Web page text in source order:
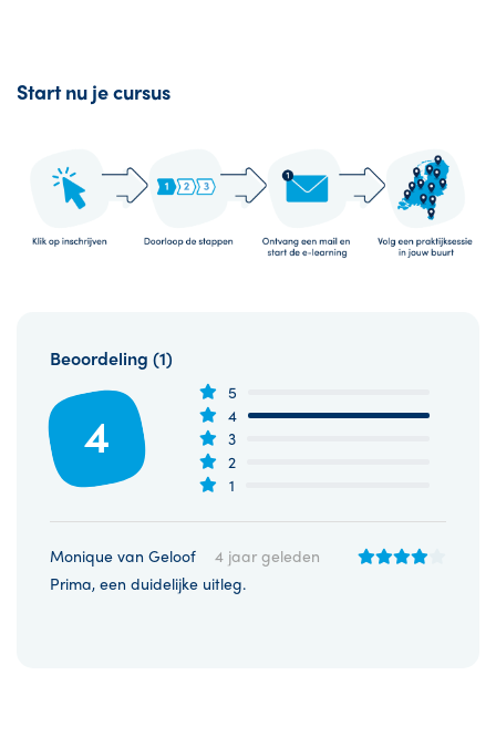
Start nu je cursus
Beoordeling (1)
4
5
4
3
2
1
Monique van Geloof
4 jaar geleden
Prima, een duidelijke uitleg.